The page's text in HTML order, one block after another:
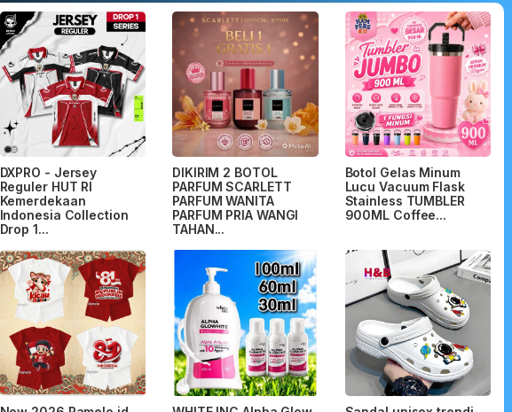
DXPRO - Jersey
Reguler HUT RI
Kemerdekaan
Indonesia Collection
Drop 1...
DIKIRIM 2 BOTOL
PARFUM SCARLETT
PARFUM WANITA
PARFUM PRIA WANGI
TAHAN...
Botol Gelas Minum
Lucu Vacuum Flask
Stainless TUMBLER
900ML Coffee...